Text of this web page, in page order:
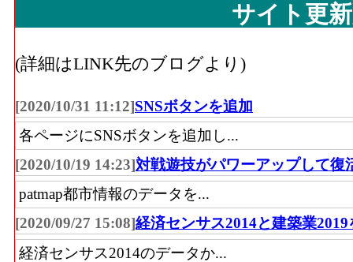
サイト更
(詳細はLINK先のブログより)
[2020/10/31 11:12]SNSボタンを追加
各ページにSNSボタンを追加し...
[2020/10/19 14:23]対戦遊技がパワーアップして復
patmap都市情報のデータを...
[2020/09/27 15:08]経済センサス2014と建築業2019
経済センサス2014のデータか...